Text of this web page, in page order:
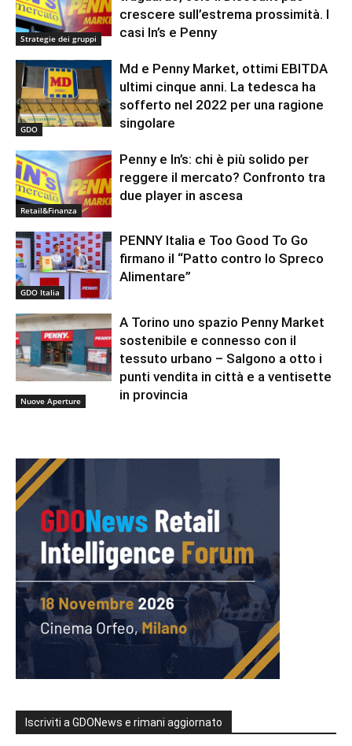
Strategie dei gruppi
crescere sull’estrema prossimità. I
casi In’s e Penny
GDO
Md e Penny Market, ottimi EBITDA
ultimi cinque anni. La tedesca ha
sofferto nel 2022 per una ragione
singolare
Retail&Finanza
Penny e In’s: chi è più solido per
reggere il mercato? Confronto tra
due player in ascesa
GDO Italia
PENNY Italia e Too Good To Go
firmano il “Patto contro lo Spreco
Alimentare”
Nuove Aperture
A Torino uno spazio Penny Market
sostenibile e connesso con il
tessuto urbano – Salgono a otto i
punti vendita in città e a ventisette
in provincia
Iscriviti a GDONews e rimani aggiornato